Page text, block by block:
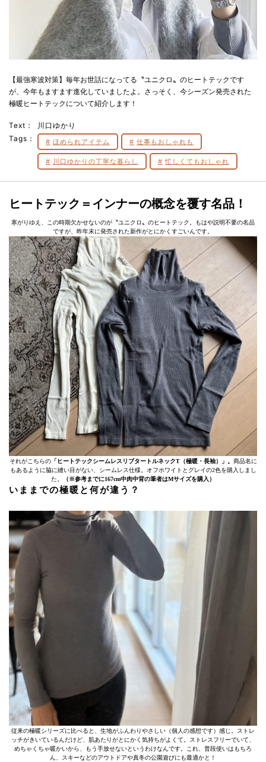
【最強寒波対策】毎年お世話になってる〝ユニクロ〟のヒートテックです
が、今年もますます進化していましたよ。さっそく、今シーズン発売された
極暖ヒートテックについて紹介します！
Text：
川口ゆかり
Tags：
ほめられアイテム 仕事もおしゃれも
川口ゆかりの丁寧な暮らし 忙しくてもおしゃれ
ヒートテック＝インナーの概念を覆す名品！
寒がりゆえ、この時期欠かせないのが〝ユニクロ〟のヒートテック。もはや説明不要の名品
ですが、昨年末に発売された新作がとにかくすごいんです。
それがこちらの「ヒートテックシームレスリブタートルネックT（極暖・長袖）」。 商品名に
もあるように脇に縫い目がない、シームレス仕様。オフホワイトとグレイの2色を購入しまし
た。
（※参考までに167cm中肉中背の筆者はMサイズを購入）
いままでの極暖と何が違う？
従来の極暖シリーズに比べると、生地がふんわりやさしい（個人の感想です）感じ。ストレ
ッチがきいているんだけど、肌あたりがとにかく気持ちがよくて。ストレスフリーでいて、
めちゃくちゃ暖かいから、もう手放せないというわけなんです。これ、普段使いはもちろ
ん、スキーなどのアウトドアや真冬の公園遊びにも最適かと！